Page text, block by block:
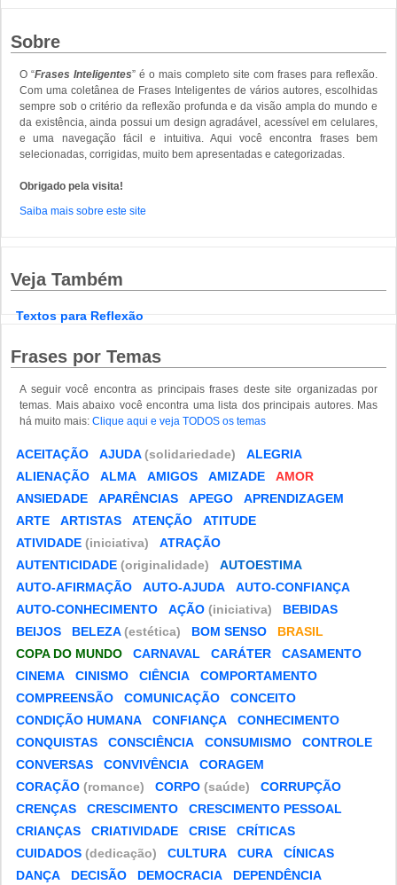
Sobre
O “Frases Inteligentes” é o mais completo site com frases para reflexão.
Com uma coletânea de Frases Inteligentes de vários autores, escolhidas
sempre sob o critério da reflexão profunda e da visão ampla do mundo e
da existência, ainda possui um design agradável, acessível em celulares,
e uma navegação fácil e intuitiva. Aqui você encontra frases bem
selecionadas, corrigidas, muito bem apresentadas e categorizadas.
Obrigado pela visita!
Saiba mais sobre este site
Veja Também
Textos para Reflexão
Frases por Temas
A seguir você encontra as principais frases deste site organizadas por
temas. Mais abaixo você encontra uma lista dos principais autores. Mas
há muito mais: Clique aqui e veja TODOS os temas
ACEITAÇÃO AJUDA(solidariedade)
ALEGRIA
ALIENAÇÃO
ALMA AMIGOS AMIZADE
AMOR
ANSIEDADE
APARÊNCIAS APEGO
APRENDIZAGEM
ARTE
ARTISTAS ATENÇÃO
ATITUDE
ATIVIDADE (iniciativa)
ATRAÇÃO
AUTENTICIDADE (originalidade)
AUTOESTIMA
AUTO-AFIRMAÇÃO
AUTO-AJUDA
AUTO-CONFIANÇA
AUTO-CONHECIMENTO
AÇÃO (iniciativa)
BEBIDAS
BEIJOS
BELEZA(estética) BOM SENSO
BRASIL
COPA DO MUNDO
CARNAVAL CARÁTER
CASAMENTO
CINEMA
CINISMO CIÊNCIA
COMPORTAMENTO
COMPREENSÃO
COMUNICAÇÃO
CONCEITO
CONDIÇÃO HUMANA
CONFIANÇA
CONHECIMENTO
CONQUISTAS
CONSCIÊNCIA CONSUMISMO
CONTROLE
CONVERSAS
CONVIVÊNCIA
CORAGEM
CORAÇÃO (romance) CORPO (saúde)
CORRUPÇÃO
CRENÇAS
CRESCIMENTO
CRESCIMENTO PESSOAL
CRIANÇAS
CRIATIVIDADE CRISE
CRÍTICAS
CUIDADOS (dedicação) CULTURA CURA
CÍNICAS
DANÇA
DECISÃO DEMOCRACIA DEPENDÊNCIA